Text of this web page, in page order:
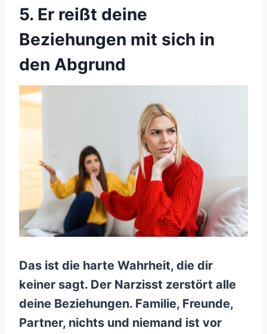
5. Er reißt deine
Beziehungen mit sich in
den Abgrund
Das ist die harte Wahrheit, die dir
keiner sagt. Der Narzisst zerstört alle
deine Beziehungen. Familie, Freunde,
Partner, nichts und niemand ist vor